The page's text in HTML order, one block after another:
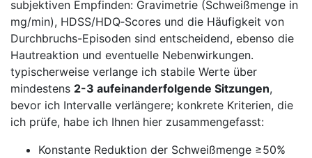
subjektiven Empfinden: Gravimetrie (Schweißmenge in
mg/min), HDSS/HDQ‑Scores und ‍die Häufigkeit von‍
Durchbruchs-Episoden ​sind entscheidend, ebenso ‌die
Hautreaktion und eventuelle Nebenwirkungen.
typischerweise verlange ich stabile ‌Werte über
⁣mindestens 2-3 aufeinanderfolgende ⁤Sitzungen,
‍bevor ich Intervalle‌ verlängere; konkrete Kriterien, die
ich prüfe,⁤ habe ich Ihnen hier zusammengefasst:
Konstante Reduktion der ‌Schweißmenge ≥50%